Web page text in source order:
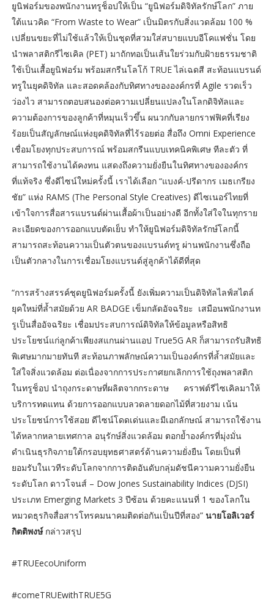
ยูนิฟอร์มของพนักงานทรูช็อปให้เป็น “ยูนิฟอร์มดิจิทัลรักษ์โลก” ภาย
ใต้แนวคิด “From Waste to Wear” เป็นมิตรกับสิ่งแวดล้อม 100 %
เปลี่ยนขยะที่ไม่ใช้แล้วให้เป็นชุดที่สวมใส่สบายแบบอีโคแฟชั่น โดย
นำพลาสติกรีไซเคิล (PET) มาถักทอเป็นเส้นใยร่วมกับฝ้ายธรรมชาติ
ใช้เป็นเสื้อยูนิฟอร์ม พร้อมสกรีนโลโก้ TRUE ไล่เฉดสี สะท้อนแบรนด์
ทรูในยุคดิจิทัล และสอดคล้องกับทิศทางขององค์กรที่ Agile รวดเร็ว
ว่องไว สามารถตอบสนองต่อความเปลี่ยนแปลงในโลกดิจิทัลและ
ความต้องการของลูกค้าที่หมุนเร็วขึ้น ผนวกกับลายกราฟฟิคที่เรียง
ร้อยเป็นสัญลักษณ์แห่งยุคดิจิทัลที่ไร้รอยต่อ สื่อถึง Omni Experience
เชื่อมโยงทุกประสบการณ์ พร้อมสกรีนแบบเทคนิคพิเศษ ทีละตัว ที่
สามารถใช้งานได้คงทน แสดงถึงความยั่งยืนในทิศทางขององค์กร
ที่แท้จริง ซึ่งดีไซน์ใหม่ครั้งนี้ เราได้เลือก “แบงค์-ปรีดากร เมธเกรียง
ชัย” แห่ง RAMS (The Personal Style Creatives) ดีไซเนอร์ไทยที่
เข้าใจการสื่อสารแบรนด์ผ่านเสื้อผ้าเป็นอย่างดี อีกทั้งใส่ใจในทุกราย
ละเอียดของการออกแบบตัดเย็บ ทำให้ยูนิฟอร์มดิจิทัลรักษ์โลกนี้
สามารถสะท้อนความเป็นตัวตนของแบรนด์ทรู ผ่านพนักงานซึ่งถือ
เป็นตัวกลางในการเชื่อมโยงแบรนด์สู่ลูกค้าได้ดีที่สุด
“การสร้างสรรค์ชุดยูนิฟอร์มครั้งนี้ ยังเพิ่มความเป็นดิจิทัลไลฟ์สไตล์
ยุคใหม่ที่ล้ำสมัยด้วย AR BADGE เข็มกลัดอัจฉริยะ เสมือนพนักงานท
รูเป็นสื่ออัจฉริยะ เชื่อมประสบการณ์ดิจิทัลให้ข้อมูลหรือสิทธิ
ประโยชน์แก่ลูกค้าเพียงสแกนผ่านแอป True5G AR ก็สามารถรับสิทธิ
พิเศษมากมายทันที สะท้อนภาพลักษณ์ความเป็นองค์กรที่ล้ำสมัยและ
ใส่ใจสิ่งแวดล้อม ต่อเนื่องจากการประกาศยกเลิกการใช้ถุงพลาสติก
ในทรูช็อป นำถุงกระดาษที่ผลิตจากกระดาษ คราฟต์รีไซเคิลมาให้
บริการทดแทน ด้วยการออกแบบลวดลายดอกไม้ที่สวยงาม เน้น
ประโยชน์การใช้สอย ดีไซน์โดดเด่นและมีเอกลักษณ์ สามารถใช้งาน
ได้หลากหลายเทศกาล อนุรักษ์สิ่งแวดล้อม ตอกย้ำองค์กรที่มุ่งมั่น
ดำเนินธุรกิจภายใต้กรอบยุทธศาสตร์ด้านความยั่งยืน โดยเป็นที่
ยอมรับในเวทีระดับโลกจากการติดอันดับกลุ่มดัชนีความความยั่งยืน
ระดับโลก ดาวโจนส์ – Dow Jones Sustainability Indices (DJSI)
ประเภท Emerging Markets 3 ปีซ้อน ด้วยคะแนนที่ 1 ของโลกใน
หมวดธุรกิจสื่อสารโทรคมนาคมติดต่อกันเป็นปีที่สอง” นายโอลิเวอร์
กิตติพงษ์กล่าวสรุป
#TRUEecoUniform
#comeTRUEwithTRUE5G